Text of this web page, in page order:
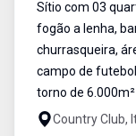
Sítio com 03
fogão a lenha,
churrasqueira,
campo de
torno de 6.000m²
Country Club,